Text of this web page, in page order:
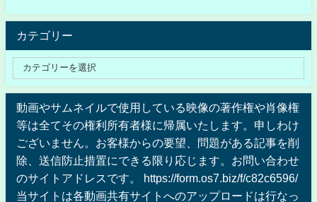
カテゴリー
動画やサムネイルで使用している映像の著作権や肖像権
等は全てその権利所有者様に帰属いたします。申しわけ
ございません。お客様からの要望、問題がある記事を削
除、送信防止措置にできる限り応じます。お問い合わせ
のサイトアドレスです。 https://form.os7.biz/f/c82c6596/
当サイトは各動画共有サイトへのアップロードは行なっ